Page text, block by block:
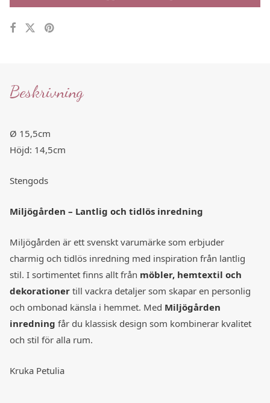
Beskrivning
Ø 15,5cm
Höjd: 14,5cm
Stengods
Miljögården – Lantlig och tidlös inredning
Miljögården är ett svenskt varumärke som erbjuder
charmig och tidlös inredning med inspiration från lantlig
stil. I sortimentet finns allt från möbler, hemtextil och
dekorationer till vackra detaljer som skapar en personlig
och ombonad känsla i hemmet. Med Miljögården
inredning får du klassisk design som kombinerar kvalitet
och stil för alla rum.
Kruka Petulia